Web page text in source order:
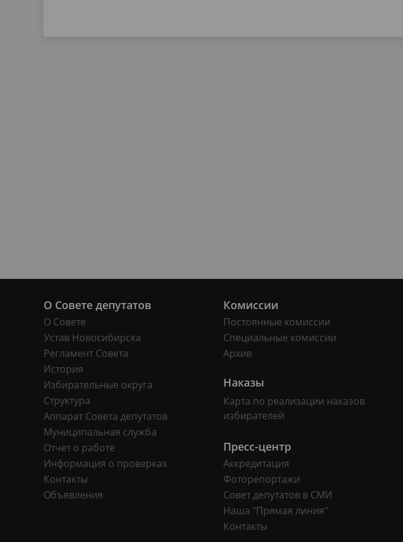
О Совете депутатов
О Совете
Устав Новосибирска
Регламент Совета
История
Избирательные округа
Структура
Аппарат Совета депутатов
Муниципальная служба
Отчет о работе
Информация о проверках
Контакты
Объявления
Комиссии
Постоянные комиссии
Специальные комиссии
Архив
Наказы
Карта по реализации наказов
избирателей
Пресс-центр
Аккредитация
Фоторепортажи
Совет депутатов в СМИ
Наша "Прямая линия"
Контакты